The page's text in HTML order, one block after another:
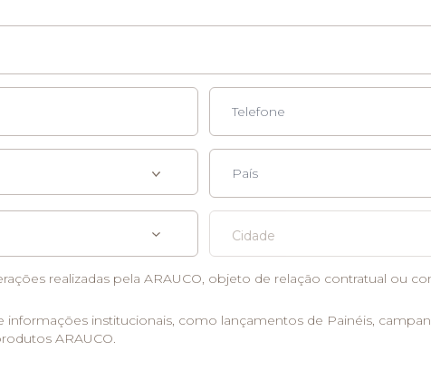
Cidade
realizadas pela ARAUCO, objeto de relação contratual ou
institucionais, como lançamentos de Painéis,
ARAUCO.